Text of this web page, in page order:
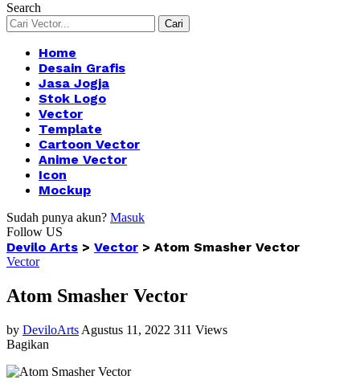
Search
Home
Desain Grafis
Jasa Jogja
Stok Logo
Vector
Template
Cartoon Vector
Anime Vector
Icon
Mockup
Sudah punya akun? Masuk
Follow US
Devilo Arts > Vector > Atom Smasher Vector
Vector
Atom Smasher Vector
by DeviloArts Agustus 11, 2022 311 Views
Bagikan